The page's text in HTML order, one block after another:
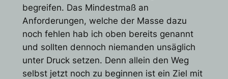
begreifen. Das Mindestmaß an
Anforderungen, welche der Masse dazu
noch fehlen hab ich oben bereits genannt
und sollten dennoch niemanden unsäglich
unter Druck setzen. Denn allein den Weg
selbst jetzt noch zu beginnen ist ein Ziel mit